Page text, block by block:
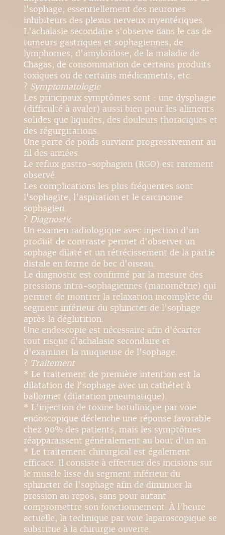
l'sophage, essentiellement des neurones
inhibiteurs des plexus nerveux myentériques.
L'achalasie secondaire s'observe dans le cas de
tumeurs gastriques et sophagiennes, de
lymphomes, d'amyloïdose, de la maladie de
Chagas, de consommation de certains produits
toxiques ou de certains médicaments, etc.
? Symptomatologie
Les principaux symptômes sont : une dysphagie
(difficulté à avaler) aussi bien pour les aliments
solides que liquides, des douleurs thoraciques et
des régurgitations.
Une perte de poids survient progressivement au
fil des années.
Le reflux gastro-sophagien (RGO) est rarement
observé.
Les complications les plus fréquentes sont
l'sophagite, l'aspiration et le carcinome
sophagien.
? Diagnostic
Un examen radiologique avec injection d'un
produit de contraste permet d'observer un
sophage dilaté et un rétrécissement de la partie
distale en forme de bec d'oiseau.
Le diagnostic est confirmé par la mesure des
pressions intra-sophagiennes (manométrie) qui
permet de montrer la relaxation incomplète du
segment inférieur du sphincter de l'sophage
après la déglutition.
Une endoscopie est nécessaire afin d'écarter
tout risque d'achalasie secondaire et
d'examiner la muqueuse de l'sophage.
? Traitement
* Le traitement de première intention est la
dilatation de l'sophage avec un cathéter à
ballonnet (dilatation pneumatique).
* L'injection de toxine botulinique par voie
endoscopique déclenche une réponse favorable
chez 90% des patients, mais les symptômes
réapparaissent généralement au bout d'un an.
* Le traitement chirurgical est également
efficace. Il consiste à effectuer des incisions sur
le muscle lisse du segment inférieur du
sphincter de l'sophage afin de diminuer la
pression au repos, sans pour autant
compromettre son fonctionnement. À l'heure
actuelle, la technique par voie laparoscopique se
substitue à la chirurgie ouverte.